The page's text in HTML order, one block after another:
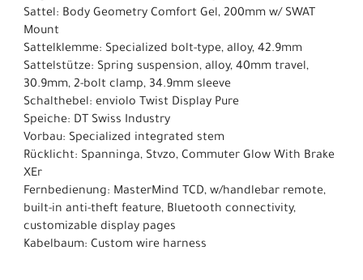
Sattel: Body Geometry Comfort Gel, 200mm w/ SWAT
Mount
Sattelklemme: Specialized bolt-type, alloy, 42.9mm
Sattelstütze: Spring suspension, alloy, 40mm travel,
30.9mm, 2-bolt clamp, 34.9mm sleeve
Schalthebel: enviolo Twist Display Pure
Speiche: DT Swiss Industry
Vorbau: Specialized integrated stem
Rücklicht: Spanninga, Stvzo, Commuter Glow With Brake
XEr
Fernbedienung: MasterMind TCD, w/handlebar remote,
built-in anti-theft feature, Bluetooth connectivity,
customizable display pages
Kabelbaum: Custom wire harness